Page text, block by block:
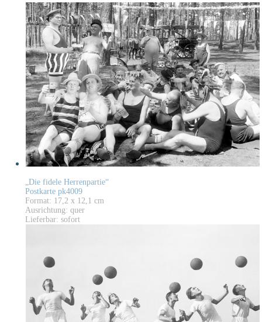
„Die fidele Herrenpartie“
Postkarte pk4009
Format: 17,2 x 12,1 cm
Ausrichtung: quer
Lieferbar: sofort